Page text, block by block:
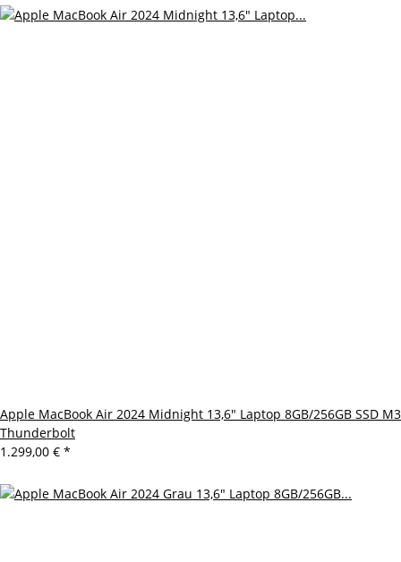
Apple MacBook Air 2024 Midnight 13,6" Laptop 8GB/256GB SSD M3
Thunderbolt
1.299,00 € *